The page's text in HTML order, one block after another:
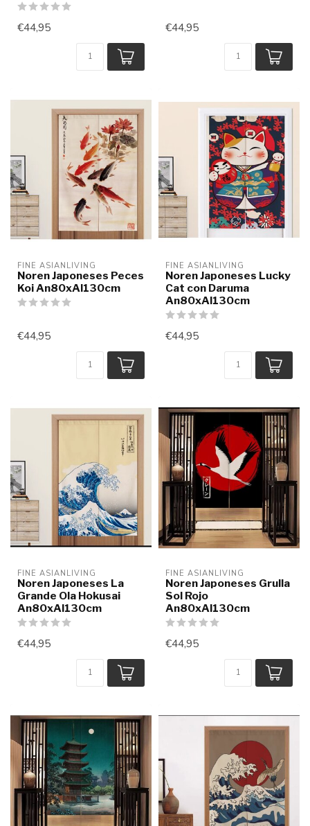
€44,95 €44,95
FINE ASIANLIVING
Noren Japoneses Peces
Koi An80xAl130cm
€44,95
FINE ASIANLIVING
Noren Japoneses Lucky
Cat con Daruma
An80xAl130cm
€44,95
FINE ASIANLIVING
Noren Japoneses La
Grande Ola Hokusai
An80xAl130cm
€44,95
FINE ASIANLIVING
Noren Japoneses Grulla
Sol Rojo
An80xAl130cm
€44,95